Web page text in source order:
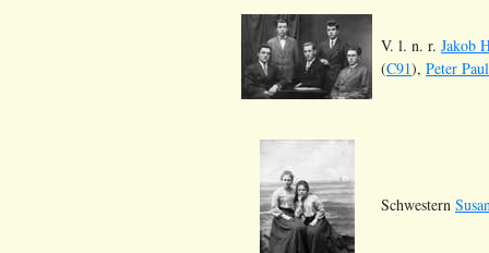
V. l. n. r. Jakob
(C91), Peter
Schwestern